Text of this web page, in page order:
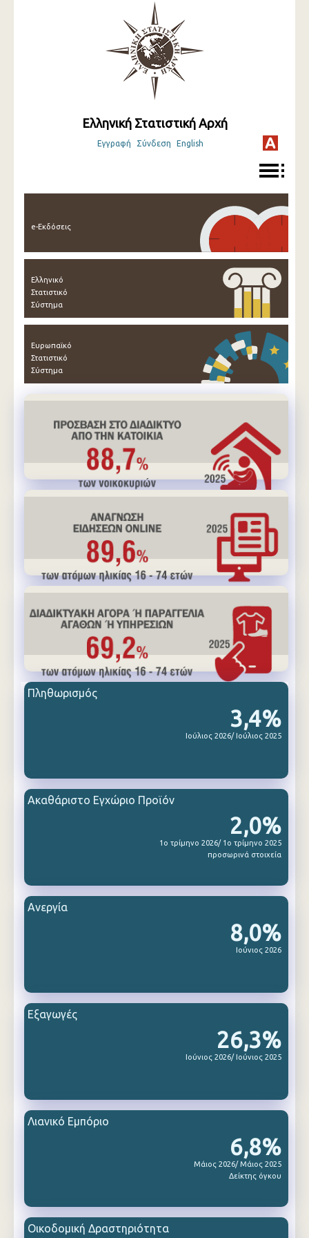
Ελληνική Στατιστική Αρχή
Εγγραφή Σύνδεση English
e-Εκδόσεις
Ελληνικό
Στατιστικό
Σύστημα
Ευρωπαϊκό
Στατιστικό
Σύστημα
3,4%
Ιούλιος 2026/ Ιούλιος 2025
Πληθωρισμός
2,0%
1ο τρίμηνο 2026/ 1ο τρίμηνο 2025
προσωρινά στοιχεία
Ακαθάριστο Εγχώριο Προϊόν
8,0%
Ιούνιος 2026
Ανεργία
26,3%
Ιούνιος 2026/ Ιούνιος 2025
Εξαγωγές
6,8%
Μάιος 2026/ Μάιος 2025
Δείκτης όγκου
Λιανικό Εμπόριο
Οικοδομική Δραστηριότητα